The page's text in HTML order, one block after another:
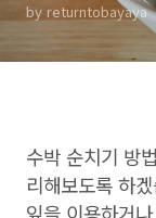
by returntobayaya
수박 순치기 방
리해보도록 하